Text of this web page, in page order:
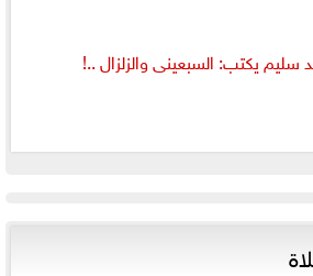
سليم يكتب: السبعينى والزلزال ..!